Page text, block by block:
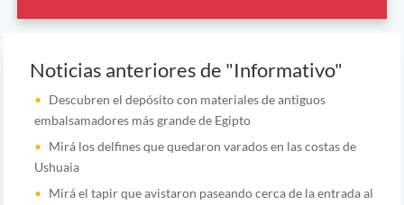
Noticias anteriores de "Informativo"
Descubren el depósito con materiales de antiguos
embalsamadores más grande de Egipto
Mirá los delfines que quedaron varados en las costas de
Ushuaia
Mirá el tapir que avistaron paseando cerca de la entrada al